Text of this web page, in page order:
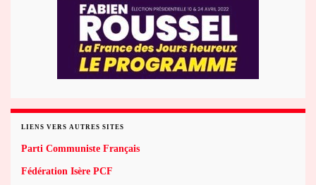
LIENS VERS AUTRES SITES
Parti Communiste Français
Fédération Isère PCF